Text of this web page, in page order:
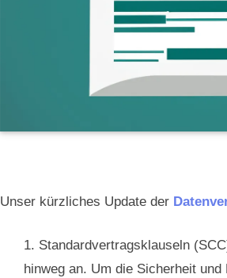
Unser kürzliches Update der
Standardvertragsklauseln
hinweg an. Um die Sicherheit